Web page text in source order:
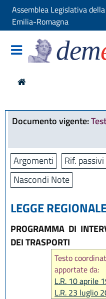
Assemblea Legislativa
Emilia-Romagna
dem
Documento vigente:
Argomenti Rif. passivi
Nascondi Note
LEGGE
PROGRAMMA DI
DEI TRASPORTI
Testo
apportate da:
L.R. 10 aprile
L.R. 23 luglio